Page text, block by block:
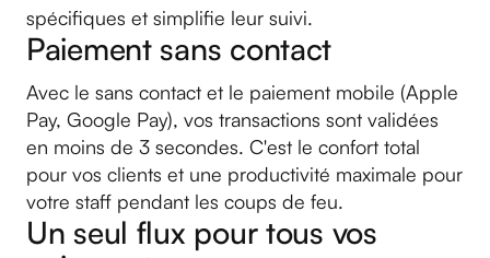
spécifiques et simplifie leur suivi.
Paiement sans contact
Avec le sans contact et le paiement mobile (Apple
Pay, Google Pay), vos transactions sont validées
en moins de 3 secondes. C'est le confort total
pour vos clients et une productivité maximale pour
votre staff pendant les coups de feu.
Un seul flux pour tous vos